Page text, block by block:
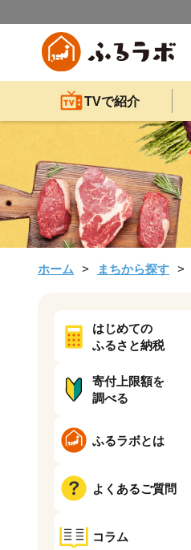
TVで紹介
ホーム まちから探す
はじめての
ふるさと納税
寄付上限額を
調べる
ふるラボとは
よくあるご質問
コラム